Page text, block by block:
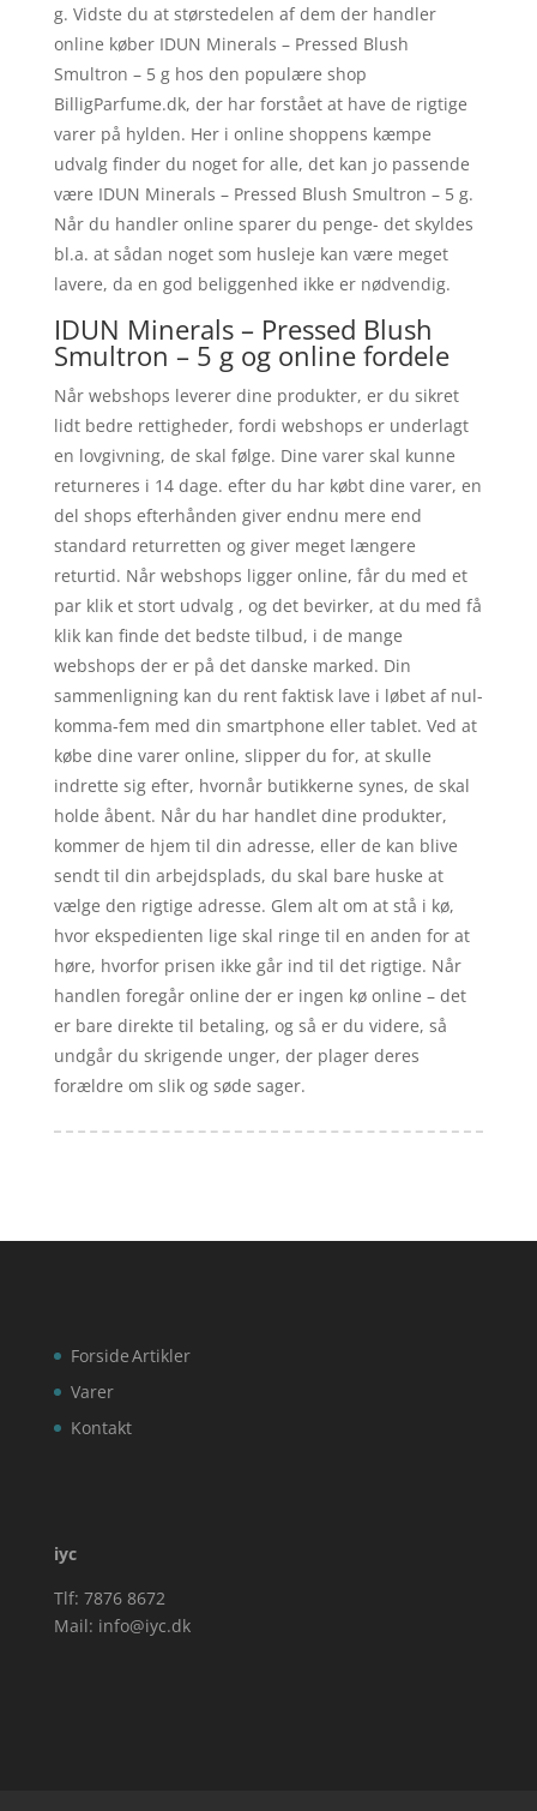
g. Vidste du at størstedelen af dem der handler
online køber IDUN Minerals – Pressed Blush
Smultron – 5 g hos den populære shop
BilligParfume.dk, der har forstået at have de rigtige
varer på hylden. Her i online shoppens kæmpe
udvalg finder du noget for alle, det kan jo passende
være IDUN Minerals – Pressed Blush Smultron – 5 g.
Når du handler online sparer du penge- det skyldes
bl.a. at sådan noget som husleje kan være meget
lavere, da en god beliggenhed ikke er nødvendig.
IDUN Minerals – Pressed Blush
Smultron – 5 g og online fordele
Når webshops leverer dine produkter, er du sikret
lidt bedre rettigheder, fordi webshops er underlagt
en lovgivning, de skal følge. Dine varer skal kunne
returneres i 14 dage. efter du har købt dine varer, en
del shops efterhånden giver endnu mere end
standard returretten og giver meget længere
returtid. Når webshops ligger online, får du med et
par klik et stort udvalg , og det bevirker, at du med få
klik kan finde det bedste tilbud, i de mange
webshops der er på det danske marked. Din
sammenligning kan du rent faktisk lave i løbet af nul-
komma-fem med din smartphone eller tablet. Ved at
købe dine varer online, slipper du for, at skulle
indrette sig efter, hvornår butikkerne synes, de skal
holde åbent. Når du har handlet dine produkter,
kommer de hjem til din adresse, eller de kan blive
sendt til din arbejdsplads, du skal bare huske at
vælge den rigtige adresse. Glem alt om at stå i kø,
hvor ekspedienten lige skal ringe til en anden for at
høre, hvorfor prisen ikke går ind til det rigtige. Når
handlen foregår online der er ingen kø online – det
er bare direkte til betaling, og så er du videre, så
undgår du skrigende unger, der plager deres
forældre om slik og søde sager.
Forside
Varer
Kontakt
Artikler
iyc
Tlf: 7876 8672
Mail: info@iyc.dk